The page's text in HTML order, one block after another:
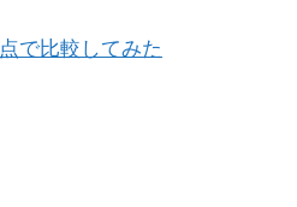
で比較してみた